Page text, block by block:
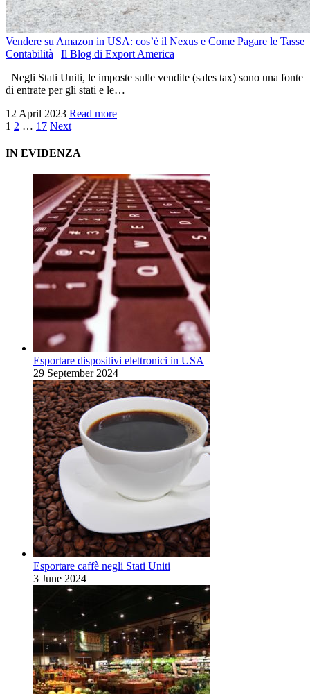
Vendere su Amazon in USA: cos’è il Nexus e Come Pagare le Tasse
Contabilità | Il Blog di Export America
Negli Stati Uniti, le imposte sulle vendite (sales tax) sono una fonte
di entrate per gli stati e le…
12 April 2023 Read more
1 2 … 17 Next
IN EVIDENZA
Esportare dispositivi elettronici in USA
29 September 2024
Esportare caffè negli Stati Uniti
3 June 2024